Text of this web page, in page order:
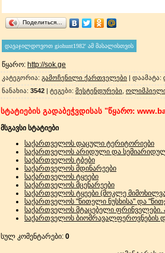
Поделиться…
წყარო: http://sok.ge
კატეგორია: გამოჩენილი ქართველები | დაამატა:
ნანახია: 3542 | ტეგები: მესტენდურები
სტატიების გადაბეჭვდისას "წყარო:
მსგავსი სტატიები
საქართველოს დაცული ტერიტორიები
საქართველოს არიდული და
საქართველოს ტბები
საქართველოს მდინარეები
საქართველოს ტყეები
საქართველოს მცენარეები
საქართველოს ტყეები (მოკლე
საქართველოს "წითელი ნუსხისა" და
საქართველოს მტაცებელი
საქართველოს ბიომრავალფეროვნების
სულ კომენტარები: 0